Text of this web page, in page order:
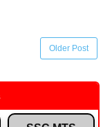
Older Post